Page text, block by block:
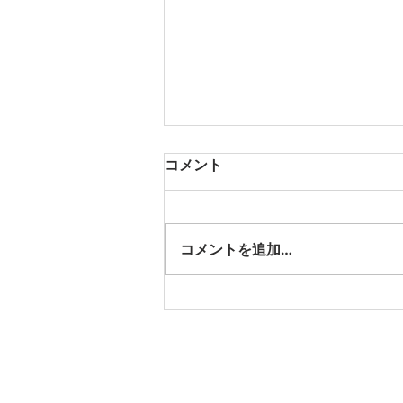
京都市お勧め観光地：錦市場
コメント
コメントを追加…